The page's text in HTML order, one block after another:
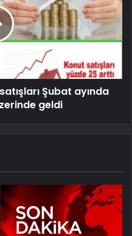
Şubat ayında
geldi